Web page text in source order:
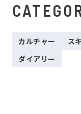
カルチャー ス
ダイアリー